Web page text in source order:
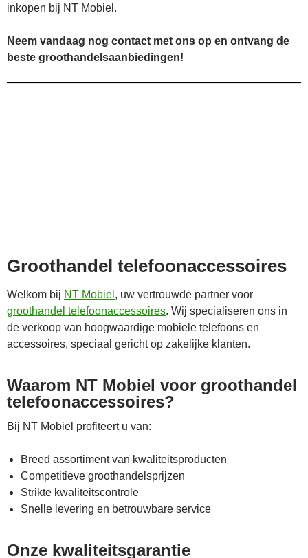
inkopen bij NT Mobiel.
Neem vandaag nog contact met ons op en ontvang de
beste groothandelsaanbiedingen!
Groothandel telefoonaccessoires
Welkom bij NT Mobiel , uw vertrouwde partner voor
groothandel telefoonaccessoires. Wij specialiseren ons in
de verkoop van hoogwaardige mobiele telefoons en
accessoires, speciaal gericht op zakelijke klanten.
Waarom NT Mobiel voor groothandel
telefoonaccessoires?
Bij NT Mobiel profiteert u van:
Breed assortiment van kwaliteitsproducten
Competitieve groothandelsprijzen
Strikte kwaliteitscontrole
Snelle levering en betrouwbare service
Onze kwaliteitsgarantie